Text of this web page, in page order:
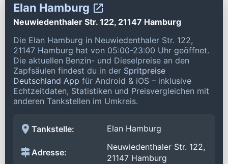
Elan Hamburg
Neuwiedenthaler Str. 122, 21147 Hamburg
Die Elan Hamburg in Neuwiedenthaler Str. 122,
21147 Hamburg hat von 05:00-23:00 Uhr geöffnet.
Die aktuellen Benzin- und Dieselpreise an den
Zapfsäulen findest du in der Spritpreise
Deutschland App für Android & iOS – inklusive
Echtzeitdaten, Statistiken und Preisvergleichen mit
anderen Tankstellen im Umkreis.
Tankstelle: Elan Hamburg
Adresse:
Neuwiedenthaler Str. 122,
21147 Hamburg